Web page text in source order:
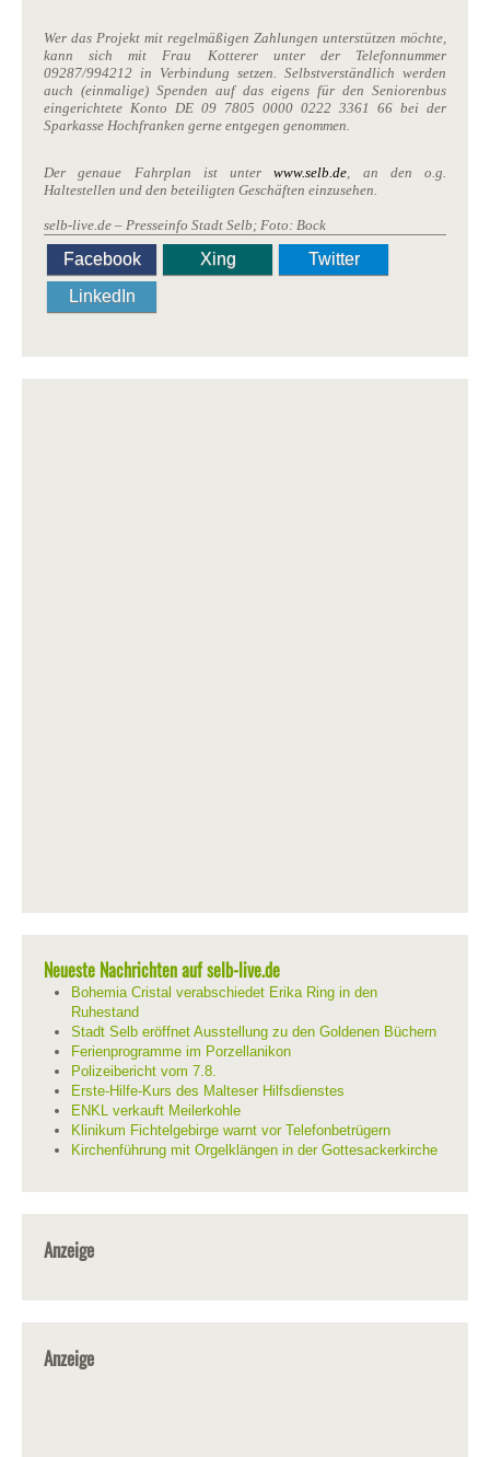
Wer das Projekt mit regelmäßigen Zahlungen unterstützen möchte,
kann sich mit Frau Kotterer unter der Telefonnummer
09287/994212 in Verbindung setzen. Selbstverständlich werden
auch (einmalige) Spenden auf das eigens für den Seniorenbus
eingerichtete Konto DE 09 7805 0000 0222 3361 66 bei der
Sparkasse Hochfranken gerne entgegen genommen.
Der genaue Fahrplan ist unterwww.selb.de , an den o.g.
Haltestellen und den beteiligten Geschäften einzusehen.
selb-live.de – Presseinfo Stadt Selb; Foto: Bock
Facebook Xing
Twitter
LinkedIn
Neueste Nachrichten auf selb-live.de
Bohemia Cristal verabschiedet Erika Ring in den
Ruhestand
Stadt Selb eröffnet Ausstellung zu den Goldenen Büchern
Ferienprogramme im Porzellanikon
Polizeibericht vom 7.8.
Erste-Hilfe-Kurs des Malteser Hilfsdienstes
ENKL verkauft Meilerkohle
Klinikum Fichtelgebirge warnt vor Telefonbetrügern
Kirchenführung mit Orgelklängen in der Gottesackerkirche
Anzeige
Anzeige